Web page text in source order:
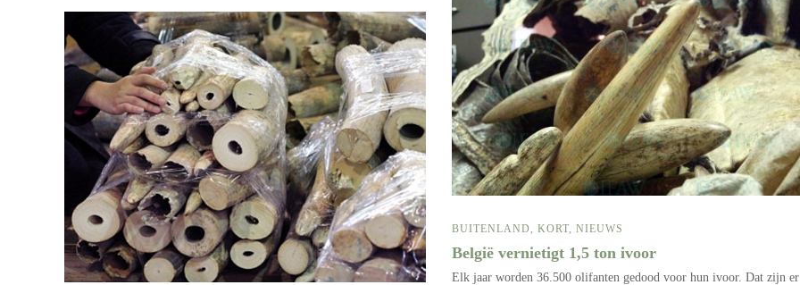
BUITENLAND, KORT, NIEUWS
België vernietigt 1,5 ton ivoor
Elk jaar worden 36.500 olifanten gedood voor hun ivoor. Dat zijn er